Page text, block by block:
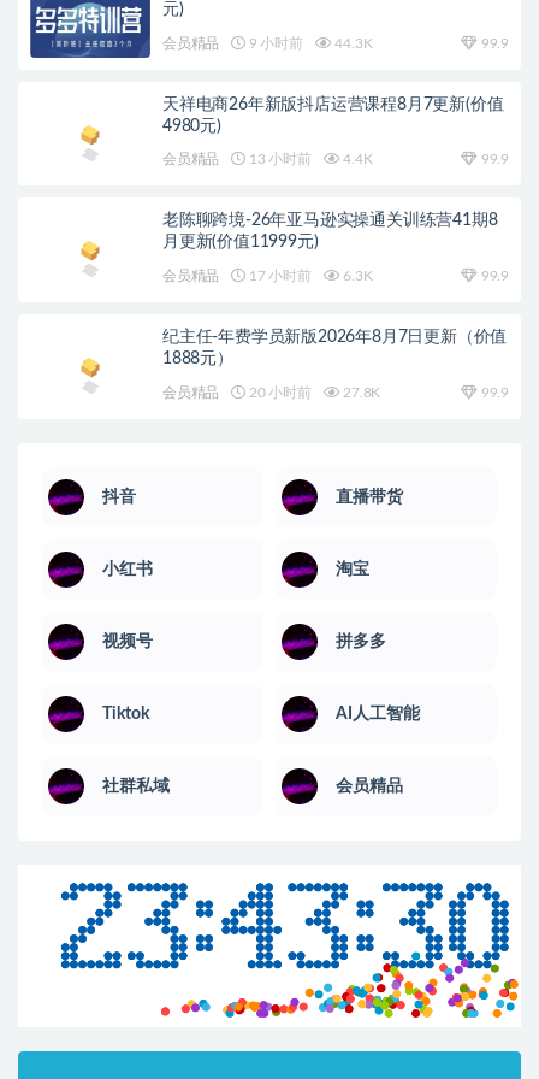
元)
会员精品 9 小时前 44.3K 99.9
天祥电商26年新版抖店运营课程8月7更新(价值
4980元)
会员精品 13 小时前 4.4K 99.9
老陈聊跨境-26年亚马逊实操通关训练营41期8
月更新(价值11999元)
会员精品 17 小时前 6.3K 99.9
纪主任-年费学员新版2026年8月7日更新（价值
1888元）
会员精品 20 小时前 27.8K 99.9
抖音 直播带货
小红书 淘宝
视频号 拼多多
Tiktok AI人工智能
社群私域 会员精品